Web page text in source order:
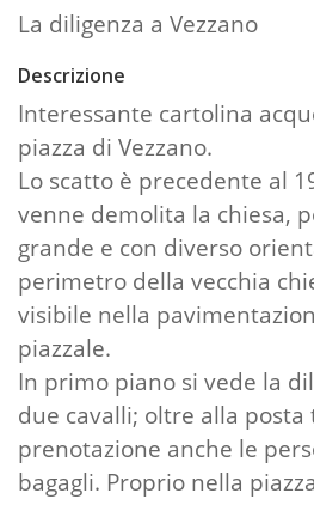
La diligenza a Vezzano
Descrizione
Interessante cartolina
piazza di Vezzano.
Lo scatto è precedente al
venne demolita la chiesa,
grande e con diverso
perimetro della vecchia
visibile nella
piazzale.
In primo piano si vede la
due cavalli; oltre alla posta
prenotazione anche le
bagagli. Proprio nella